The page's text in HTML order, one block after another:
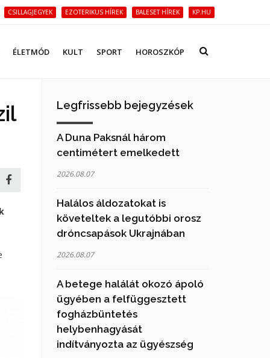
CSILLAGJEGYEK EZOTERIKUS HÍREK BALESET HÍREK KP.HU
ÉLETMÓD KULT SPORT HOROSZKÓP
Legfrissebb bejegyzések
A Duna Paksnál három
centimétert emelkedett
2026.08.07
Halálos áldozatokat is
követeltek a legutóbbi orosz
dróncsapások Ukrajnában
2026.08.07
A betege halálát okozó ápoló
ügyében a felfüggesztett
fogházbüntetés
helybenhagyását
indítványozta az ügyészség